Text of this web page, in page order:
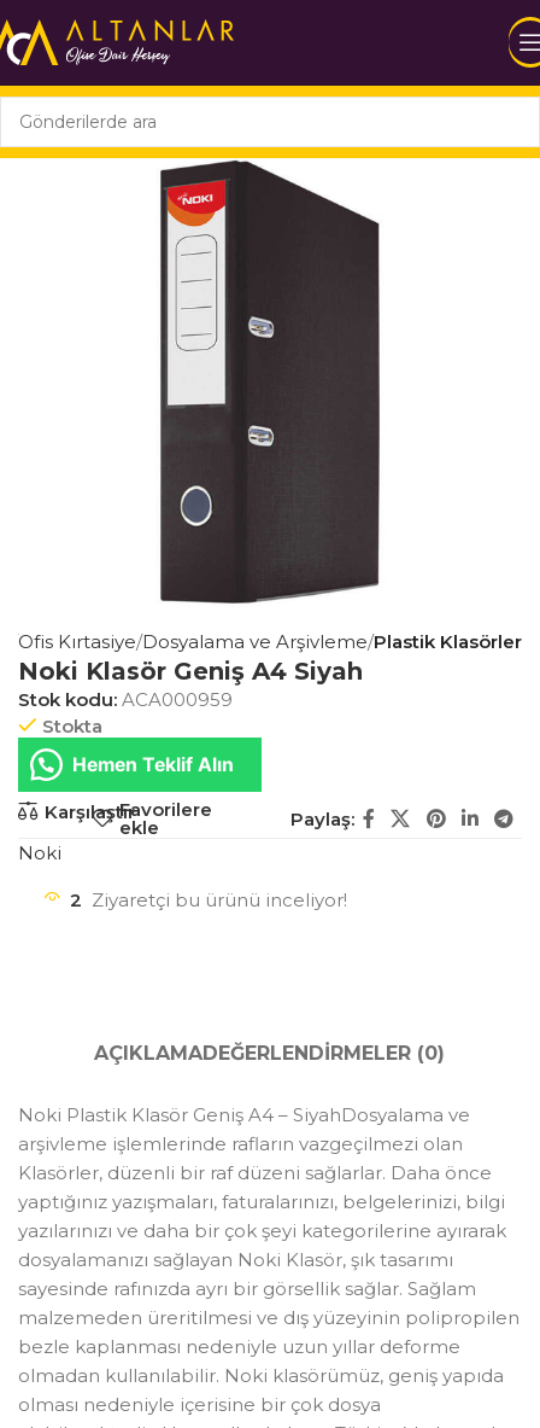
Ofis Kırtasiye Dosyalama ve Arşivleme Plastik Klasörler
Noki Klasör Geniş A4 Siyah
Stok kodu: ACA000959
Stokta
Hemen Teklif Alın
KarşılaştırFavorilere
ekle
Paylaş:
Noki
2 Ziyaretçi bu ürünü inceliyor!
AÇIKLAMADEĞERLENDIRMELER (0)
Noki Plastik Klasör Geniş A4 – SiyahDosyalama ve
arşivleme işlemlerinde rafların vazgeçilmezi olan
Klasörler, düzenli bir raf düzeni sağlarlar. Daha önce
yaptığınız yazışmaları, faturalarınızı, belgelerinizi, bilgi
yazılarınızı ve daha bir çok şeyi kategorilerine ayırarak
dosyalamanızı sağlayan Noki Klasör, şık tasarımı
sayesinde rafınızda ayrı bir görsellik sağlar. Sağlam
malzemeden üreritilmesi ve dış yüzeyinin polipropilen
bezle kaplanması nedeniyle uzun yıllar deforme
olmadan kullanılabilir. Noki klasörümüz, geniş yapıda
olması nedeniyle içerisine bir çok dosya